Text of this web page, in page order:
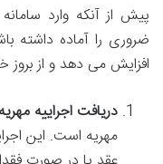
پیش از آنکه وارد
ضروری را آماده داشته
افزایش می دهد و از
دریافت اجراییه
مهریه است. این